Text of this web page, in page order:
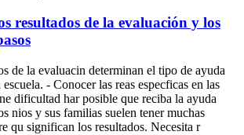
resultados de la evaluación y los
de la evaluacin determinan el tipo de ayuda
- Conocer las reas especficas en las
dificultad har posible que reciba la ayuda
nios y sus familias suelen tener muchas
qu significan los resultados. Necesita r